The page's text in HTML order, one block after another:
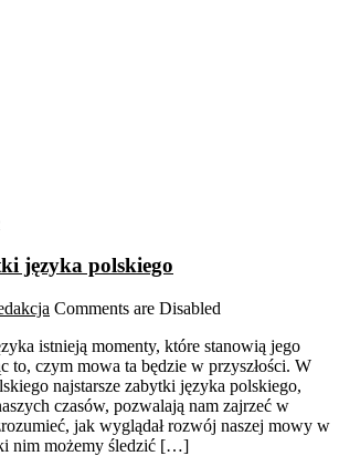
języka polskiego
Comments are Disabled
istnieją momenty, które stanowią jego
to, czym mowa ta będzie w przyszłości. W
najstarsze zabytki języka polskiego,
czasów, pozwalają nam zajrzeć w
jak wyglądał rozwój naszej mowy w
nim możemy śledzić […]